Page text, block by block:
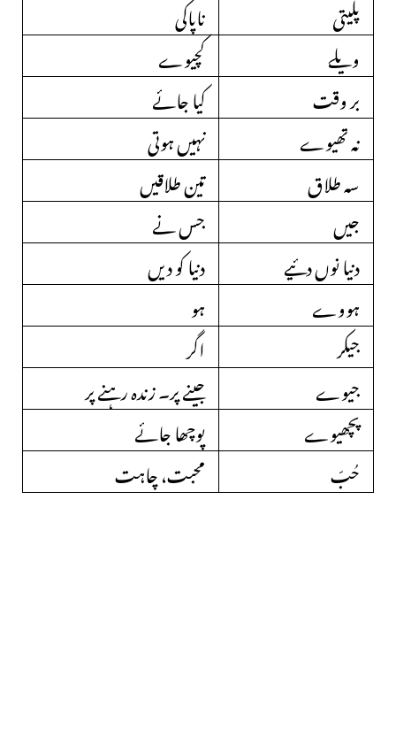
پلیتی
ناپاکی
ویلے
کچیوے
بر وقت
کیا جائے
نہ تھیوے
نہیں ہوتی
سہ طلاق
تین طلاقیں
جیں
جس نے
دنیا نوں دئیے
دنیا کو دیں
ہووے
ہو
جیکر
اگر
جیوے
جینے پر۔ زندہ رہنے پر
پچھیوے
پوچھا جائے
حُبّ
محبت، چاہت